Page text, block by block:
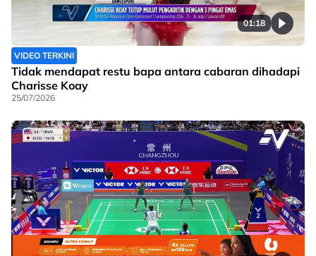
01:18
VIDEO TERKINI
Tidak mendapat restu bapa antara cabaran dihadapi
Charisse Koay
25/07/2026